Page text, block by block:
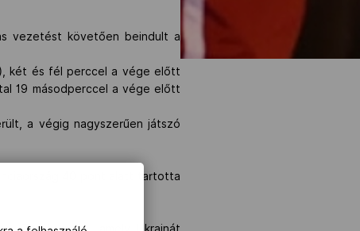
vezetést követően beindult a
két és fél perccel a vége előtt
19 másodperccel a vége előtt
a végig nagyszerűen játszó
40 pont alatt tartotta